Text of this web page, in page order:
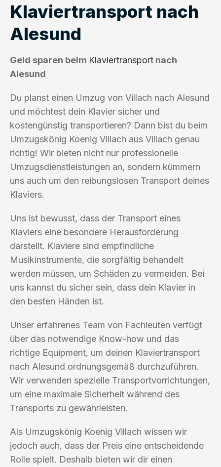
Klaviertransport nach
Alesund
Geld sparen beim Klaviertransport nach
Alesund
Du planst einen Umzug von Villach nach Alesund
und möchtest dein Klavier sicher und
kostengünstig transportieren? Dann bist du beim
Umzugskönig Koenig Villach aus Villach genau
richtig! Wir bieten nicht nur professionelle
Umzugsdienstleistungen an, sondern kümmern
uns auch um den reibungslosen Transport deines
Klaviers.
Uns ist bewusst, dass der Transport eines
Klaviers eine besondere Herausforderung
darstellt. Klaviere sind empfindliche
Musikinstrumente, die sorgfältig behandelt
werden müssen, um Schäden zu vermeiden. Bei
uns kannst du sicher sein, dass dein Klavier in
den besten Händen ist.
Unser erfahrenes Team von Fachleuten verfügt
über das notwendige Know-how und das
richtige Equipment, um deinen Klaviertransport
nach Alesund ordnungsgemäß durchzuführen.
Wir verwenden spezielle Transportvorrichtungen,
um eine maximale Sicherheit während des
Transports zu gewährleisten.
Als Umzugskönig Koenig Villach wissen wir
jedoch auch, dass der Preis eine entscheidende
Rolle spielt. Deshalb bieten wir dir einen